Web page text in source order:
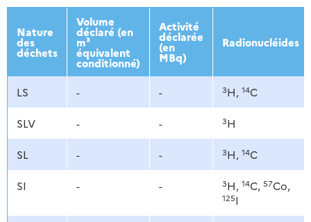
2013 2014 2015 2016
Nature
des
déchets
Volume
déclaré (en
m³
équivalent
conditionné)
Activité
déclarée
(en
MBq)
Radionucléides
LS - - 3H, 14C
SLV - - 3H
SL - - 3H, 14C
SI - - 3H, 14C, 57Co,
125I